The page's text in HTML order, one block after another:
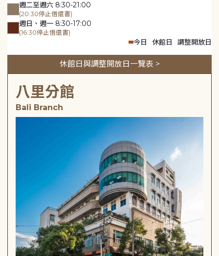
週二至週六 8:30-21:00
(20:30停止借還書)
週日、週一 8:30-17:00
(16:30停止借還書)
今日 休館日 調整開放日
休館日與調整開放日一覽表 >
八里分館
Bali Branch